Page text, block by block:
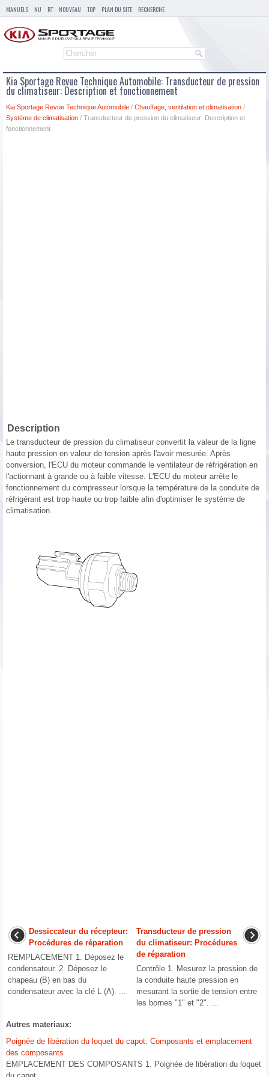
MANUELS NU RT NOUVEAU TOP PLAN DU SITE RECHERCHE
Kia Sportage Revue Technique Automobile: Transducteur de pression
du climatiseur: Description et fonctionnement
Kia Sportage Revue Technique Automobile / Chauffage, ventilation et climatisation /
Système de climatisation / Transducteur de pression du climatiseur: Description et
fonctionnement
Description
Le transducteur de pression du climatiseur convertit la valeur de la ligne
haute pression en valeur de tension après l'avoir mesurée. Après
conversion, l'ECU du moteur commande le ventilateur de réfrigération en
l'actionnant à grande ou à faible vitesse. L'ECU du moteur arrête le
fonctionnement du compresseur lorsque la température de la conduite de
réfrigérant est trop haute ou trop faible afin d'optimiser le système de
climatisation.
Dessiccateur du récepteur:
Procédures de réparation
REMPLACEMENT 1. Déposez le
condensateur. 2. Déposez le
chapeau (B) en bas du
condensateur avec la clé L (A). ...
Transducteur de pression
du climatiseur: Procédures
de réparation
Contrôle 1. Mesurez la pression de
la conduite haute pression en
mesurant la sortie de tension entre
les bornes "1" et "2". ...
Autres materiaux:
Poignée de libération du loquet du capot: Composants et emplacement
des composants
EMPLACEMENT DES COMPOSANTS 1. Poignée de libération du loquet